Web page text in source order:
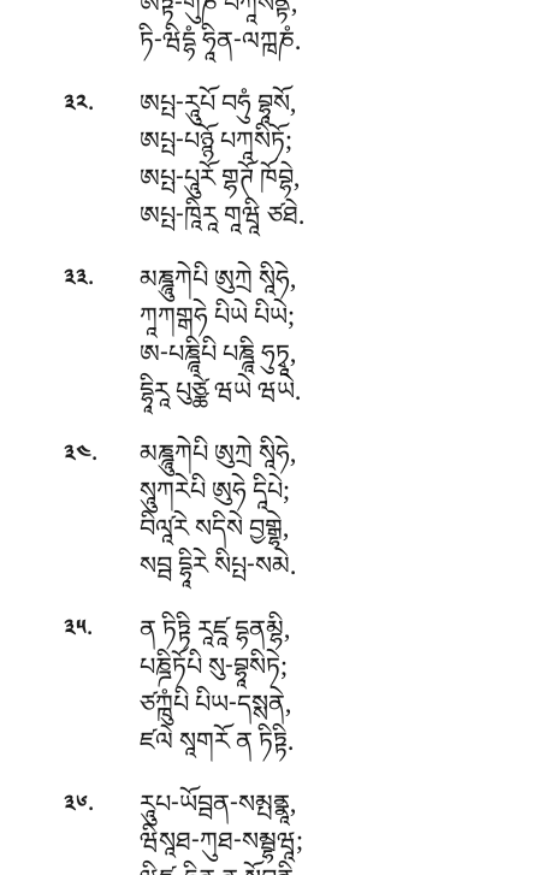
ཏི-ཝིདྷཾ ཧཱིན-ལཀྑཎཾ.
༣༢. ཨཔྤ-རཱུཔོ བཧུཾ བྷཱསོ,
ཨཔྤ-པཉྙོ པཀཱསིཏོ;
ཨཔྤ-པཱུརོ གྷཊོ ཁོབྷེ,
ཨཔྤ-ཁཱིརཱ གཱཝཱི ཙཐེ.
༣༣. མཎྜཱུཀེཔི ཨུཀྲེ སཱིཧེ,
ཀཱཀགྒཧེ པིཡེ པིཡེ;
ཨ-པཎྜཱིཔིཔཎྜཱི ཧུཏྭཱ,
དྷཱིརཱ པུཙྪེ ཝཡེ ཝཡེ.
༣༤. མཎྜཱུཀེཔི ཨུཀྲེ སཱིཧེ,
སཱུཀརེཔི ཨུཧེ དཱིཔེ;
བིལཱ༹རེ སདིསེ བྱགྒྷེ,
སབྦ དྷཱིརེ སིཔྤ-སམེ.
༣༥. ན ཏིཏྟི རཱཛཱ དྷནམྷི,
པཎྜིཏོཔི སུ-བྷཱསིཏེ;
ཙཀྑུཾཔི པིཡ-དསྶནེ,
ཛལེ སཱགརོ ན ཏིཏྟི.
༣༦. རཱུཔ-ཡོབྦན-སམྤནྣཱ,
ཝིསཱཐ-ཀུཐ-སམྦྷཝཱ;